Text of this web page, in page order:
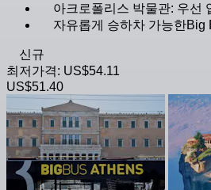
아크로폴리스 박물관: 우선
자유롭게 승하차 가능한Big
신규
최저가격: US$54.11
US$51.40